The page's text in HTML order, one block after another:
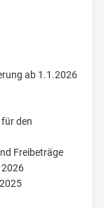
ab 1.1.2026
den
Freibeträge